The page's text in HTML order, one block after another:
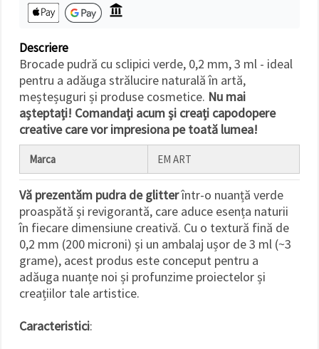
Descriere
Brocade pudră cu sclipici verde, 0,2 mm, 3 ml - ideal
pentru a adăuga strălucire naturală în artă,
meșteșuguri și produse cosmetice. Nu mai
așteptați! Comandați acum și creați capodopere
creative care vor impresiona pe toată lumea!
Marca EM ART
Vă prezentăm pudra de glitterîntr-o nuanță verde
proaspătă și revigorantă, care aduce esența naturii
în fiecare dimensiune creativă. Cu o textură fină de
0,2 mm (200 microni) și un ambalaj ușor de 3 ml (~3
grame), acest produs este conceput pentru a
adăuga nuanțe noi și profunzime proiectelor și
creațiilor tale artistice.
Caracteristici: